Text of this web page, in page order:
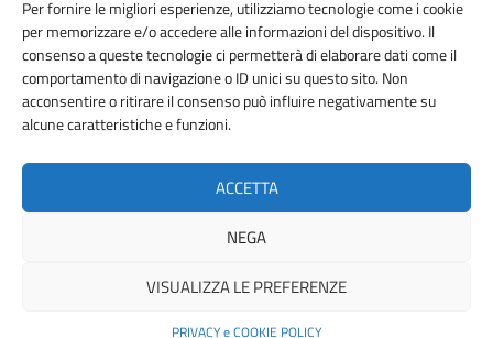
Per fornire le migliori esperienze, utilizziamo tecnologie come i cookie
per memorizzare e/o accedere alle informazioni del dispositivo. Il
consenso a queste tecnologie ci permetterà di elaborare dati come il
comportamento di navigazione o ID unici su questo sito. Non
acconsentire o ritirare il consenso può influire negativamente su
alcune caratteristiche e funzioni.
ACCETTA
NEGA
VISUALIZZA LE PREFERENZE
PRIVACY e COOKIE POLICY
AMMINISTRAZIONE TRASPARENTE
DICHIARAZIONE DI ACCESSIBILITA’
© 2026 ORDINE DEGLI INGEGNERI DELLA PROVINCIA DI NOVARA |